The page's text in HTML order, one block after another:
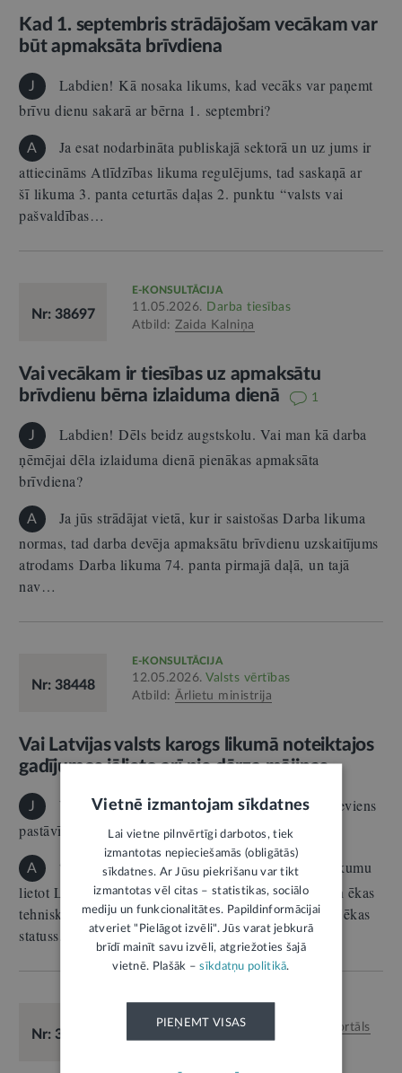
Kad 1. septembris strādājošam vecākam var
būt apmaksāta brīvdiena
J
Labdien! Kā nosaka likums, kad vecāks var paņemt
brīvu dienu sakarā ar bērna 1. septembri?
A
Ja esat nodarbināta publiskajā sektorā un uz jums ir
attiecināms Atlīdzības likuma regulējums, tad saskaņā ar
šī likuma 3. panta ceturtās daļas 2. punktu “valsts vai
pašvaldības…
Nr: 38697
E-KONSULTĀCIJA
11.05.2026. Darba tiesības
Atbild: Zaida Kalniņa
Vai vecākam ir tiesības uz apmaksātu
brīvdienu bērna izlaiduma dienā
1
J
Labdien! Dēls beidz augstskolu. Vai man kā darba
ņēmējai dēla izlaiduma dienā pienākas apmaksāta
brīvdiena?
A
Ja jūs strādājat vietā, kur ir saistošas Darba likuma
normas, tad darba devēja apmaksātu brīvdienu uzskaitījums
atrodams Darba likuma 74. panta pirmajā daļā, un tajā
nav…
Nr: 38448
E-KONSULTĀCIJA
12.05.2026. Valsts vērtības
Atbild: Ārlietu ministrija
Vai Latvijas valsts karogs likumā noteiktajos
gadījumos jālieto arī pie dārza mājiņas
J
Vai pie dārza mājiņas (lauku teritorijā), kurā neviens
pastāvīgi nedzīvo, ir jāizvieto valsts karogs?
A
“Latvijas valsts karoga likums neparedz pienākumu
lietot Latvijas valsts karogu pie dārza mājiņas, ja vien ēkas
tehniskajā dokumentācijā tai nav noteikts dzīvojamās ēkas
statuss.…
Nr: 38750 29.05.2026. Finanses LV portāls
Vietnē izmantojam sīkdatnes
Lai vietne pilnvērtīgi darbotos, tiek
izmantotas nepieciešamās (obligātās)
sīkdatnes. Ar Jūsu piekrišanu var tikt
izmantotas vēl citas – statistikas, sociālo
mediju un funkcionalitātes. Papildinformācijai
atveriet "Pielāgot izvēli". Jūs varat jebkurā
brīdī mainīt savu izvēli, atgriežoties šajā
vietnē. Plašāk –sīkdatņu politikā.
PIEŅEMT VISAS